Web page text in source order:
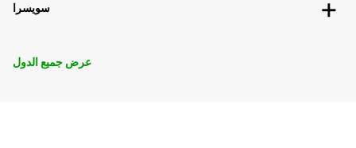
سويسرا
عرض جميع الدول